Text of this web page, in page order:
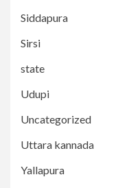
Siddapura
Sirsi
state
Udupi
Uncategorized
Uttara kannada
Yallapura